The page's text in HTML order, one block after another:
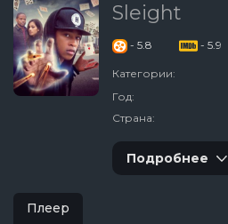
Sleight
- 5.8 - 5.9
Категории:
Год:
Страна:
Подробнее
Плеер